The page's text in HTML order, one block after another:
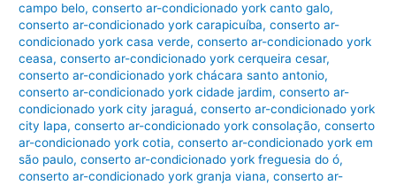
campo belo,conserto ar-condicionado york canto galo,
conserto ar-condicionado york carapicuíba,conserto ar-
condicionado york casa verde,conserto ar-condicionado york
ceasa,conserto ar-condicionado york cerqueira cesar,
conserto ar-condicionado york chácara santo antonio,
conserto ar-condicionado york cidade jardim,conserto ar-
condicionado york city jaraguá,conserto ar-condicionado york
city lapa,conserto ar-condicionado york consolação,conserto
ar-condicionado york cotia,conserto ar-condicionado york em
são paulo,conserto ar-condicionado york freguesia do ó,
conserto ar-condicionado york granja viana,conserto ar-